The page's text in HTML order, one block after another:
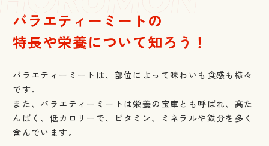
バラエティーミートの
特長や栄養について知ろう！
バラエティーミートは、部位によって味わいも食感も様々
です。
また、バラエティーミートは栄養の宝庫とも呼ばれ、高た
んぱく、 低カロリーで、ビタミン、ミネラルや鉄分を多く
含んでいます。